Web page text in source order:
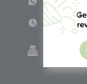
Lun - Vie
Green
220118-